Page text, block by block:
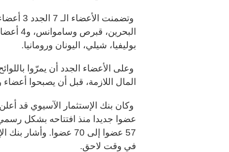
وتضمنت
بوليفيا، شيلي، اليونان ورومانيا.
وعلى الأعضاء الجدد أن يمرّوا
المال اللازمة، قبل أن يصبحوا
57 عضوا إلى 70 عضوا.
في وقت لاحق.